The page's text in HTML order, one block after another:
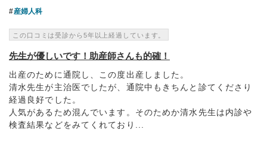
産婦人科
この口コミは受診から5年以上経過しています。
先生が優しいです！助産師さんも的確！
出産のために通院し、この度出産しました。
清水先生が主治医でしたが、通院中もきちんと診てくださり
経過良好でした。
人気があるため混んでいます。そのためか清水先生は内診や
検査結果などをみてくれており...